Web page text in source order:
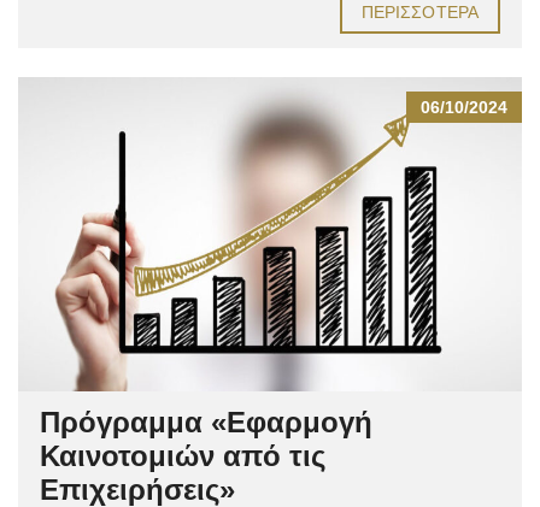
ΠΕΡΙΣΣΌΤΕΡΑ
06/10/2024
Πρόγραμμα «Εφαρμογή
Καινοτομιών από τις
Επιχειρήσεις»